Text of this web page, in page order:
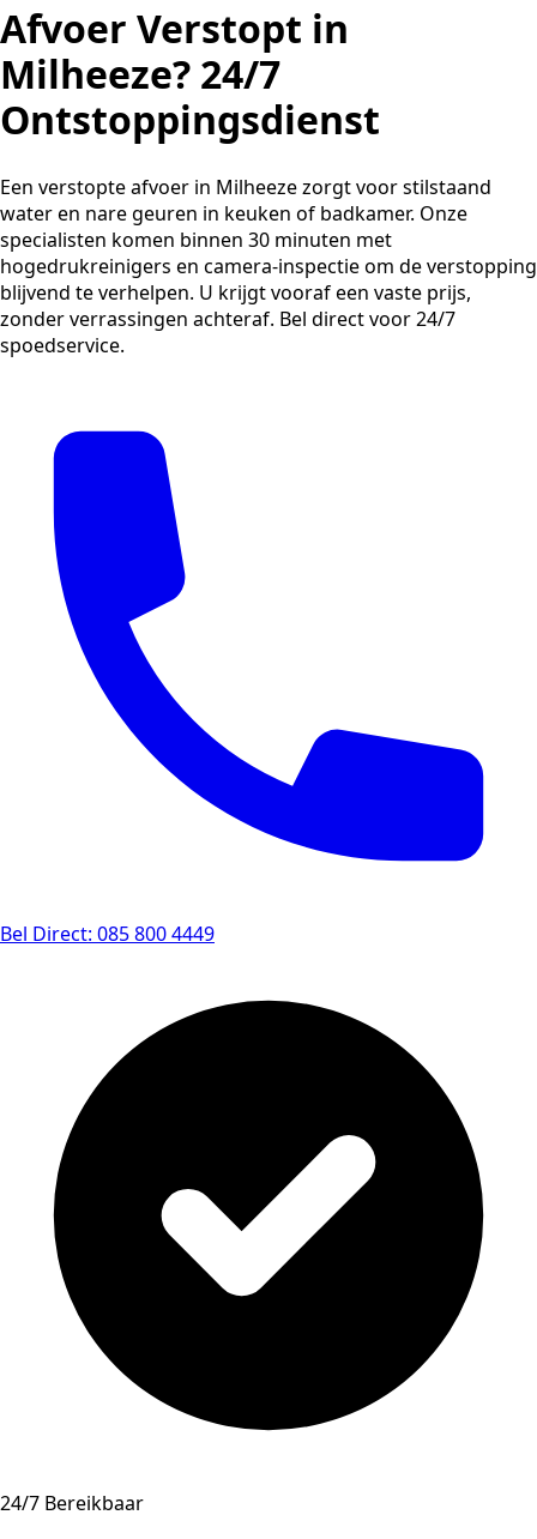
Afvoer Verstopt in
Milheeze? 24/7
Ontstoppingsdienst
Een verstopte afvoer in Milheeze zorgt voor stilstaand
water en nare geuren in keuken of badkamer. Onze
specialisten komen binnen 30 minuten met
hogedrukreinigers en camera-inspectie om de verstopping
blijvend te verhelpen. U krijgt vooraf een vaste prijs,
zonder verrassingen achteraf. Bel direct voor 24/7
spoedservice.
Bel Direct: 085 800 4449
24/7 Bereikbaar